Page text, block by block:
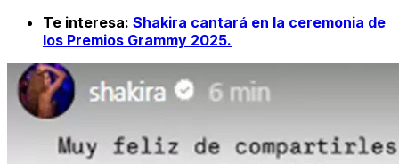
Te interesa: Shakira cantará en la ceremonia de
los Premios Grammy 2025.